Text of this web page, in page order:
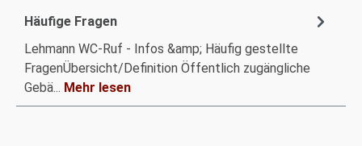
Häufige Fragen
Lehmann WC-Ruf - Infos &amp; Häufig gestellte
FragenÜbersicht/Definition Öffentlich zugängliche
Gebä... Mehr lesen